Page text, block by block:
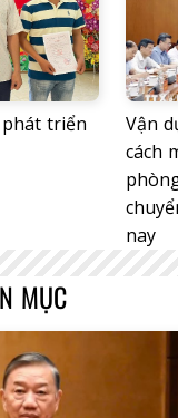
triển
Vận
cách
nay
MỤC